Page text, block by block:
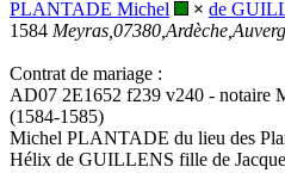
PLANTADE Michel × de
1584
Contrat de mariage :
AD07 2E1652 f239 v240 - notaire
(1584-1585)
Michel PLANTADE du lieu des
Hélix de GUILLENS fille de